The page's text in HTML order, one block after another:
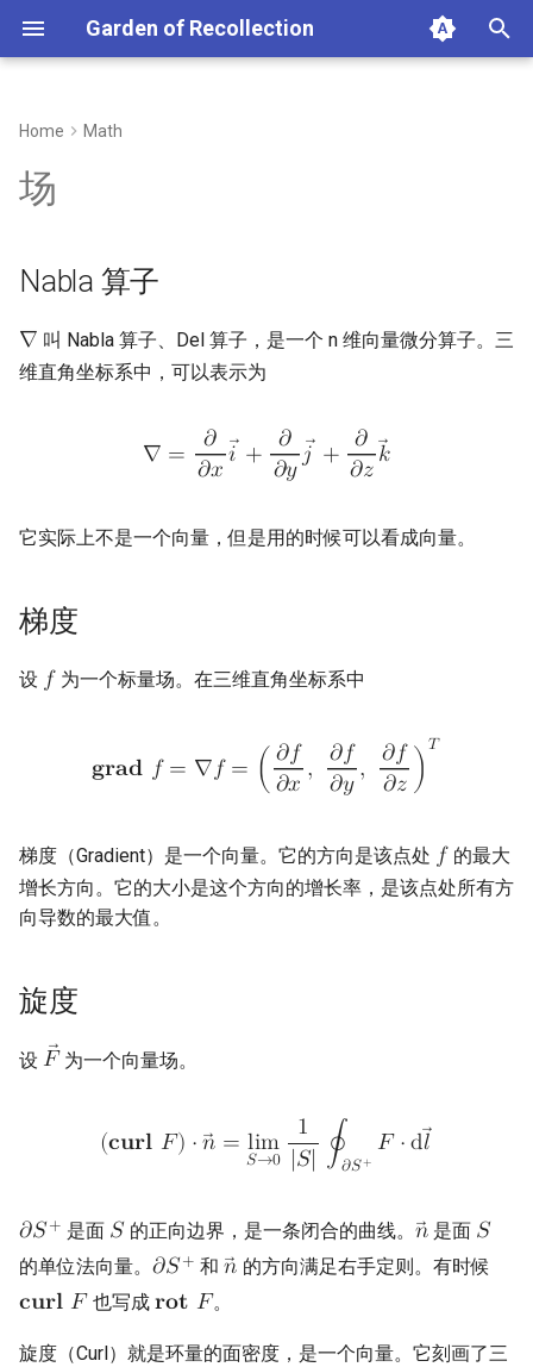
Garden of Recollection
在
始
搜
索
引
旋度
旋度定理
特殊的场
拉普拉斯算子
Home Math
场
Nabla 算子
∇ 叫 Nabla 算子、Del 算子，是一个 n 维向量微分算子。三
维直角坐标系中，可以表示为
∇ = 𝜕
𝜕𝑥𝑖 + 𝜕
𝜕𝑦𝑗 + 𝜕
𝜕𝑧𝑘
它实际上不是一个向量，但是用的时候可以看成向量。
梯度
设 𝑓为一个标量场。在三维直角坐标系中
𝐠𝐫𝐚𝐝 𝑓 = ∇𝑓 = ( 𝜕𝑓
𝜕𝑥 , 𝜕𝑓
𝜕𝑦 , 𝜕𝑓
𝜕𝑧 )
𝑇
梯度（Gradient）是一个向量。它的方向是该点处 𝑓的最大
增长方向。它的大小是这个方向的增长率，是该点处所有方
向导数的最大值。
旋度
设 𝐹为一个向量场。
(𝐜𝐮𝐫𝐥 𝐹) ⋅𝑛 = lim
𝑆→0
1
|𝑆| ∮
𝜕𝑆+ 𝐹 ⋅d𝑙
𝜕𝑆+ 是面 𝑆 的正向边界，是一条闭合的曲线。 𝑛 是面 𝑆
的单位法向量。 𝜕𝑆+ 和𝑛 的方向满足右手定则。有时候
𝐜𝐮𝐫𝐥 𝐹也写成 𝐫𝐨𝐭 𝐹。
旋度（Curl）就是环量的面密度，是一个向量。它刻画了三